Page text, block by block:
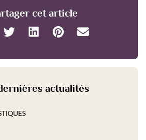
cet article
actualités